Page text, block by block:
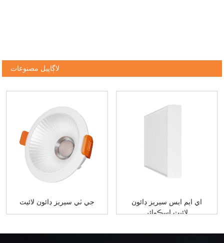
لاڳاپيل مصنوعات
جي ٽي سيريز ڊائون لائيٽ
اي ايم ايس سيريز ڊائون
لائيٽ اسڪوائر